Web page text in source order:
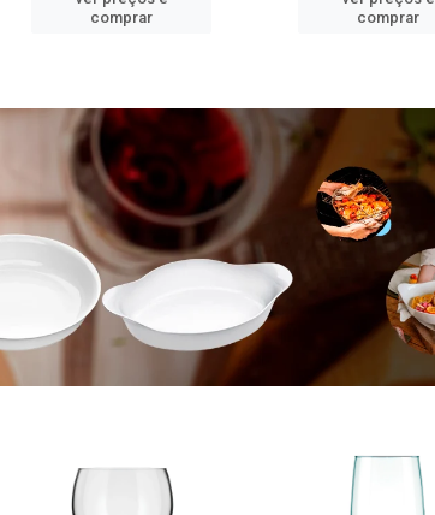
comprar
comprar